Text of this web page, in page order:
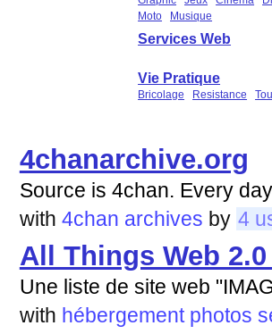
Moto
Musique
Services Web
Vie Pratique
Bricolage Resistance
4chanarchive.org
Source is 4chan. Every
with 4chan archives by 4
All Things Web
Une liste de site web
with hébergement photos